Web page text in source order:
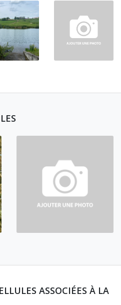
ASSOCIÉES À LA